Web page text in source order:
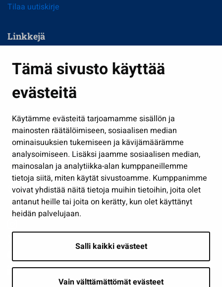
Tämä sivusto käyttää
evästeitä
Käytämme evästeitä tarjoamamme sisällön ja
mainosten räätälöimiseen, sosiaalisen median
ominaisuuksien tukemiseen ja kävijämäärämme
analysoimiseen. Lisäksi jaamme sosiaalisen median,
mainosalan ja analytiikka-alan kumppaneillemme
tietoja siitä, miten käytät sivustoamme. Kumppanimme
voivat yhdistää näitä tietoja muihin tietoihin, joita olet
antanut heille tai joita on kerätty, kun olet käyttänyt
heidän palvelujaan.
Salli kaikki evästeet
Vain välttämättömät evästeet
Tilaa uutiskirje
Linkkejä
Kasvatus ja opetus
Kulttuuri ja liikunta
Työ ja yrittäminen
Osallistu ja asioi
Näytä omat evästeasetukseni
Seuraa meitä